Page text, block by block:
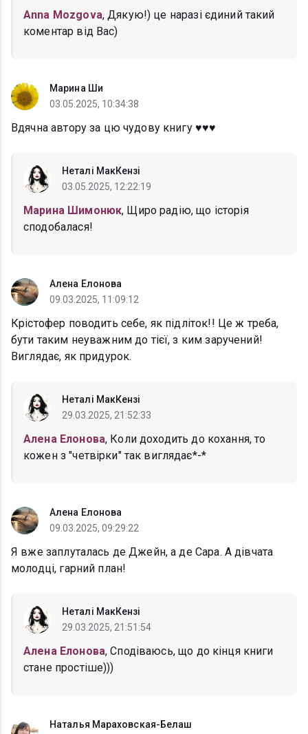
Anna Mozgova, Дякую!) це наразі єдиний такий
коментар від Вас)
Марина Ши
03.05.2025, 10:34:38
Вдячна автору за цю чудову книгу ♥️♥️♥️
Неталі МакКензі
03.05.2025, 12:22:19
Марина Шимонюк, Щиро радію, що історія
сподобалася!
Алена Елонова
09.03.2025, 11:09:12
Крістофер поводить себе, як підліток!! Це ж треба,
бути таким неуважним до тієї, з ким заручений!
Виглядає, як придурок.
Неталі МакКензі
29.03.2025, 21:52:33
Алена Елонова, Коли доходить до кохання, то
кожен з "четвірки" так виглядає*-*
Алена Елонова
09.03.2025, 09:29:22
Я вже заплуталась де Джейн, а де Сара. А дівчата
молодці, гарний план!
Неталі МакКензі
29.03.2025, 21:51:54
Алена Елонова, Сподіваюсь, що до кінця книги
стане простіше)))
Наталья Мараховская-Белаш